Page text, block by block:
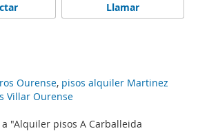
"Alquiler pisos A Carballeida
Llamar
Ourense, pisos alquiler Martinez
Villar Ourense